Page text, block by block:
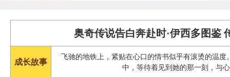
奥奇传说告白奔赴时·伊西多图鉴
成长故事
飞驰的地铁上，紧贴在心口的情书似乎有滚烫的温
中，等待着见到她的那一刻，与